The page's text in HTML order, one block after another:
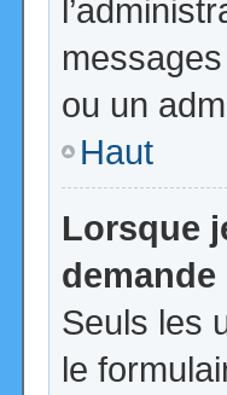
ou un
Haut
Lorsque
Seuls les
le